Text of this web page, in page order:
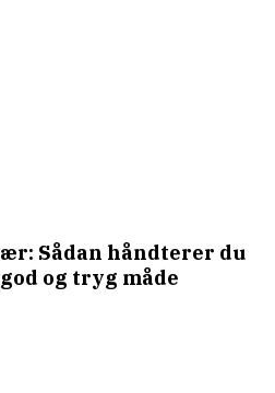
Sådan håndterer du
og tryg måde